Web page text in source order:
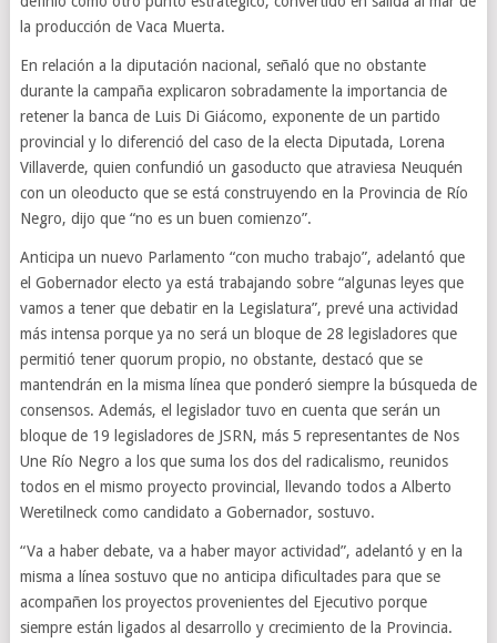
la producción de Vaca Muerta.
En relación a la diputación nacional, señaló que no obstante
durante la campaña explicaron sobradamente la importancia de
retener la banca de Luis Di Giácomo, exponente de un partido
provincial y lo diferenció del caso de la electa Diputada, Lorena
Villaverde, quien confundió un gasoducto que atraviesa Neuquén
con un oleoducto que se está construyendo en la Provincia de Río
Negro, dijo que “no es un buen comienzo”.
Anticipa un nuevo Parlamento “con mucho trabajo”, adelantó que
el Gobernador electo ya está trabajando sobre “algunas leyes que
vamos a tener que debatir en la Legislatura”, prevé una actividad
más intensa porque ya no será un bloque de 28 legisladores que
permitió tener quorum propio, no obstante, destacó que se
mantendrán en la misma línea que ponderó siempre la búsqueda de
consensos. Además, el legislador tuvo en cuenta que serán un
bloque de 19 legisladores de JSRN, más 5 representantes de Nos
Une Río Negro a los que suma los dos del radicalismo, reunidos
todos en el mismo proyecto provincial, llevando todos a Alberto
Weretilneck como candidato a Gobernador, sostuvo.
“Va a haber debate, va a haber mayor actividad”, adelantó y en la
misma a línea sostuvo que no anticipa dificultades para que se
acompañen los proyectos provenientes del Ejecutivo porque
siempre están ligados al desarrollo y crecimiento de la Provincia.